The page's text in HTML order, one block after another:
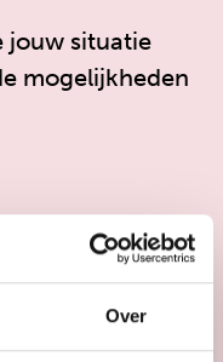
Over
jouw situatie
mogelijkheden